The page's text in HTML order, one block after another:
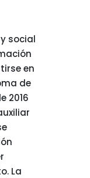
social
en
de
2016
La